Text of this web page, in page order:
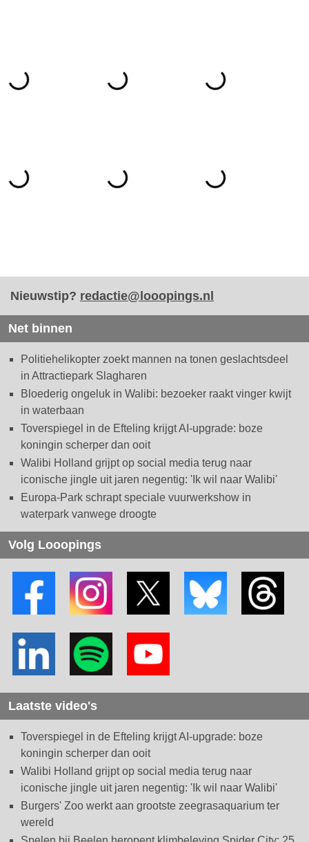
Nieuwstip? redactie@looopings.nl
Net binnen
Politiehelikopter zoekt mannen na tonen geslachtsdeel
in Attractiepark Slagharen
Bloederig ongeluk in Walibi: bezoeker raakt vinger kwijt
in waterbaan
Toverspiegel in de Efteling krijgt AI-upgrade: boze
koningin scherper dan ooit
Walibi Holland grijpt op social media terug naar
iconische jingle uit jaren negentig: 'Ik wil naar Walibi'
Europa-Park schrapt speciale vuurwerkshow in
waterpark vanwege droogte
Volg Looopings
Laatste video's
Toverspiegel in de Efteling krijgt AI-upgrade: boze
koningin scherper dan ooit
Walibi Holland grijpt op social media terug naar
iconische jingle uit jaren negentig: 'Ik wil naar Walibi'
Burgers' Zoo werkt aan grootste zeegrasaquarium ter
wereld